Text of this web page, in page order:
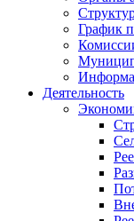
График
Деятельность